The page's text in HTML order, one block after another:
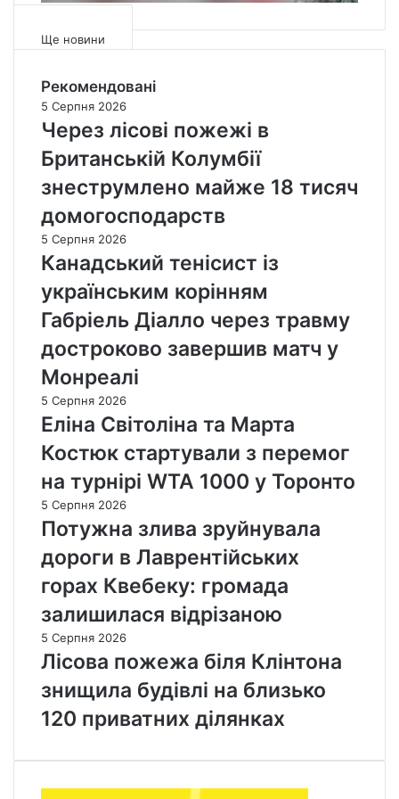
и
б
о
р
а
м
и
к
л
і
ц
і
ї
,
о
б
в
е
ц
є
о
с
е
н
п
р
о
е
с
и
ф
е
е
р
н
н
г
в
и
к
ю
ч
є
с
т
о
р
н
н
к
о
а
л
ц
і
й
н
г
о
у
р
я
д
у
з
і
Ще новини
Рекомендовані
5 Серпня 2026
Через лісові пожежі в
Британській Колумбії
знеструмлено майже 18 тисяч
домогосподарств
5 Серпня 2026
Канадський тенісист із
українським корінням
Габріель Діалло через травму
достроково завершив матч у
Монреалі
5 Серпня 2026
Еліна Світоліна та Марта
Костюк стартували з перемог
на турнірі WTA 1000 у Торонто
5 Серпня 2026
Потужна злива зруйнувала
дороги в Лаврентійських
горах Квебеку: громада
залишилася відрізаною
5 Серпня 2026
Лісова пожежа біля Клінтона
знищила будівлі на близько
120 приватних ділянках